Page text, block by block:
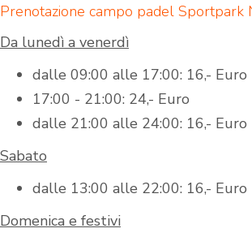
Prenotazione campo padel Sportpark
Da lunedì a venerdì
dalle 09:00 alle 17:00: 16,- Euro
17:00 - 21:00: 24,- Euro
dalle 21:00 alle 24:00: 16,- Euro
Sabato
dalle 13:00 alle 22:00: 16,- Euro
Domenica e festivi